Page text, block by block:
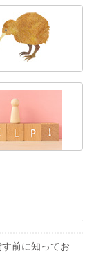
前に知ってお